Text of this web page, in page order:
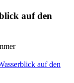
auf den
auf den